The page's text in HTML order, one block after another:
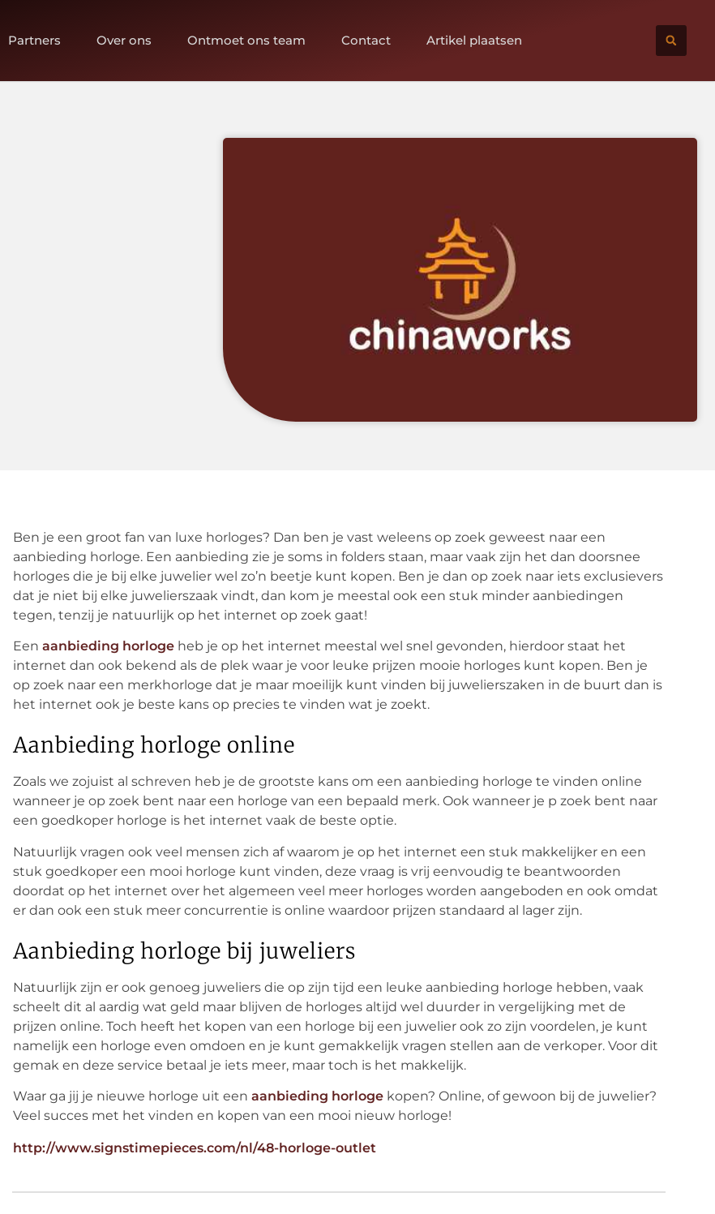
Partners Over ons Ontmoet ons team Contact Artikel plaatsen
Ben je een groot fan van luxe horloges? Dan ben je vast weleens op zoek geweest naar een
aanbieding horloge. Een aanbieding zie je soms in folders staan, maar vaak zijn het dan doorsnee
horloges die je bij elke juwelier wel zo’n beetje kunt kopen. Ben je dan op zoek naar iets exclusievers
dat je niet bij elke juwelierszaak vindt, dan kom je meestal ook een stuk minder aanbiedingen
tegen, tenzij je natuurlijk op het internet op zoek gaat!
Een aanbieding horloge heb je op het internet meestal wel snel gevonden, hierdoor staat het
internet dan ook bekend als de plek waar je voor leuke prijzen mooie horloges kunt kopen. Ben je
op zoek naar een merkhorloge dat je maar moeilijk kunt vinden bij juwelierszaken in de buurt dan is
het internet ook je beste kans op precies te vinden wat je zoekt.
Aanbieding horloge online
Zoals we zojuist al schreven heb je de grootste kans om een aanbieding horloge te vinden online
wanneer je op zoek bent naar een horloge van een bepaald merk. Ook wanneer je p zoek bent naar
een goedkoper horloge is het internet vaak de beste optie.
Natuurlijk vragen ook veel mensen zich af waarom je op het internet een stuk makkelijker en een
stuk goedkoper een mooi horloge kunt vinden, deze vraag is vrij eenvoudig te beantwoorden
doordat op het internet over het algemeen veel meer horloges worden aangeboden en ook omdat
er dan ook een stuk meer concurrentie is online waardoor prijzen standaard al lager zijn.
Aanbieding horloge bij juweliers
Natuurlijk zijn er ook genoeg juweliers die op zijn tijd een leuke aanbieding horloge hebben, vaak
scheelt dit al aardig wat geld maar blijven de horloges altijd wel duurder in vergelijking met de
prijzen online. Toch heeft het kopen van een horloge bij een juwelier ook zo zijn voordelen, je kunt
namelijk een horloge even omdoen en je kunt gemakkelijk vragen stellen aan de verkoper. Voor dit
gemak en deze service betaal je iets meer, maar toch is het makkelijk.
Waar ga jij je nieuwe horloge uit een aanbieding horloge kopen? Online, of gewoon bij de juwelier?
Veel succes met het vinden en kopen van een mooi nieuw horloge!
http://www.signstimepieces.com/nl/48-horloge-outlet